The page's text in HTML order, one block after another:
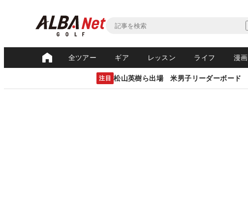
全ツアー ギア レッスン ライフ 漫画
注目 松山英樹ら出場 米男子リーダーボード